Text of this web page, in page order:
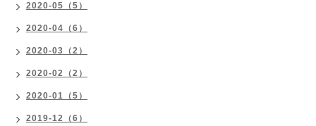
2020-05（5）
2020-04（6）
2020-03（2）
2020-02（2）
2020-01（5）
2019-12（6）